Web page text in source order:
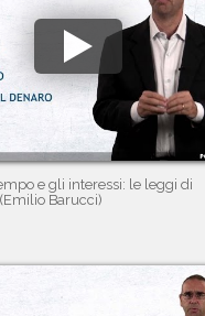
e gli interessi: le leggi di
Barucci)